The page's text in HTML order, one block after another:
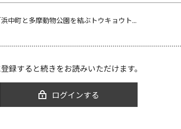
k
中町と多摩動物公園を結ぶトウキョウト...
録すると続きをお読みいただけます。
ログインする